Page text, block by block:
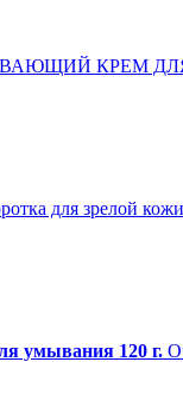
КРЕМ
для зрелой
умывания 120 г.